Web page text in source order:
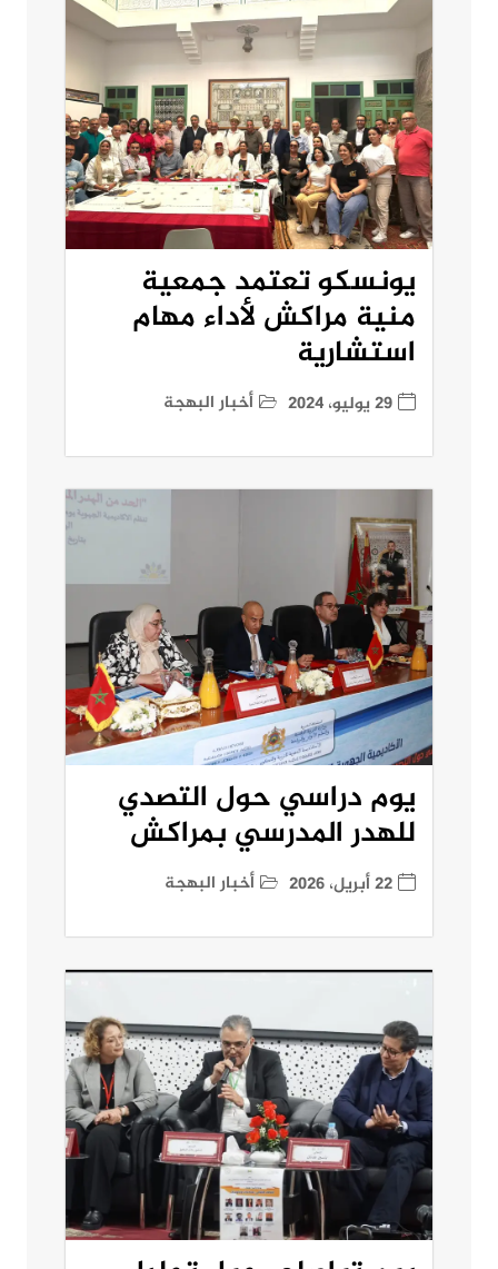
يونسكو تعتمد جمعية
منية مراكش لأداء مهام
استشارية
29 يوليو، 2024 أخبار البهجة
يوم دراسي حول التصدي
للهدر المدرسي بمراكش
22 أبريل، 2026 أخبار البهجة